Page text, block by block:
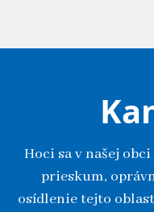
Hoci sa v našej
prieskum,
osídlenie tejto